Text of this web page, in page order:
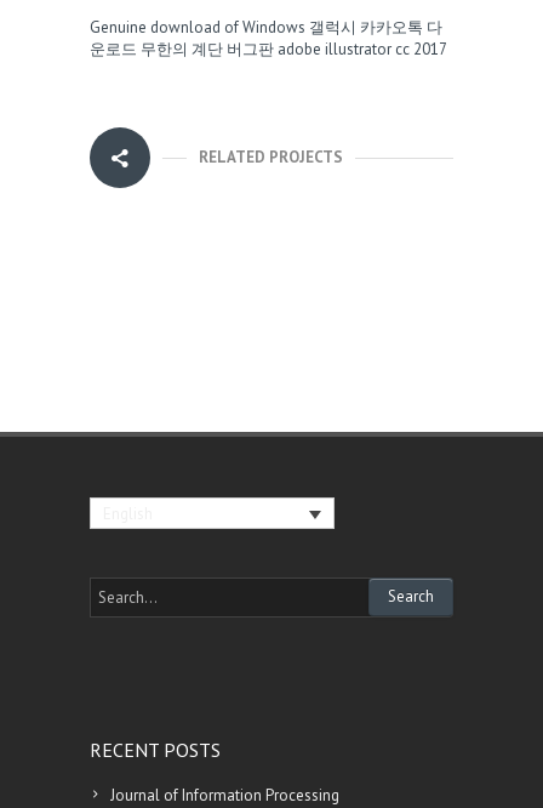
Genuine download of Windows 갤럭시 카카오톡 다
운로드 무한의 계단 버그판 adobe illustrator cc 2017
RELATED PROJECTS
RECENT POSTS
Journal of Information Processing